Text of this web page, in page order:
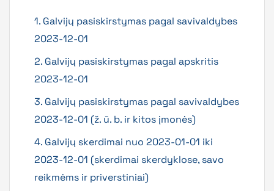
1. Galvijų pasiskirstymas pagal savivaldybes
2023-12-01
2. Galvijų pasiskirstymas pagal apskritis
2023-12-01
3. Galvijų pasiskirstymas pagal savivaldybes
2023-12-01 (ž. ū. b. ir kitos įmonės)
4. Galvijų skerdimai nuo 2023-01-01 iki
2023-12-01 (skerdimai skerdyklose, savo
reikmėms ir priverstiniai)